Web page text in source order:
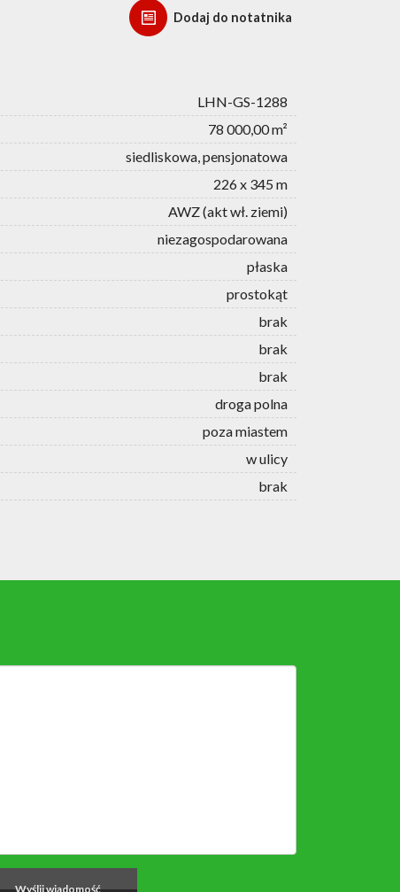
Dodaj do notatnika
LHN-GS-1288
78 000,00 m²
siedliskowa, pensjonatowa
226 x 345 m
AWZ (akt wł. ziemi)
niezagospodarowana
płaska
prostokąt
brak
brak
brak
droga polna
poza miastem
w ulicy
brak